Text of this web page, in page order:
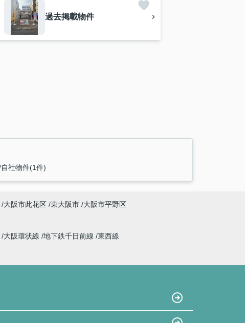
過去掲載物件
自社物件(1件)
大阪市此花区 東大阪市 大阪市平野区
大阪環状線 地下鉄千日前線 東西線